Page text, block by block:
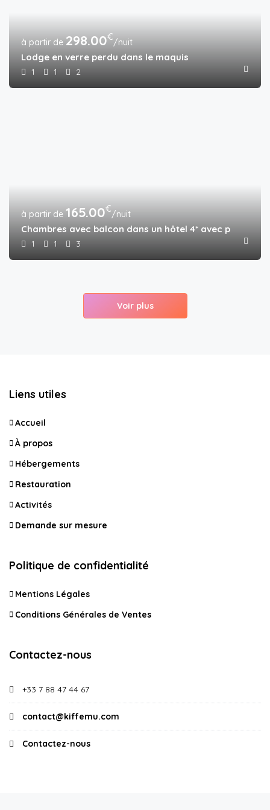
298.00€/nuit
Lodge en verre perdu dans le maquis
1 1 2
165.00€/nuit
Chambres avec balcon dans un hôtel 4* avec piscine et
1 1 3
Voir plus
Liens utiles
Accueil
À propos
Hébergements
Restauration
Activités
Demande sur mesure
Politique de confidentialité
Mentions Légales
Conditions Générales de Ventes
Contactez-nous
+33 7 88 47 44 67
contact@kiffemu.com
Contactez-nous